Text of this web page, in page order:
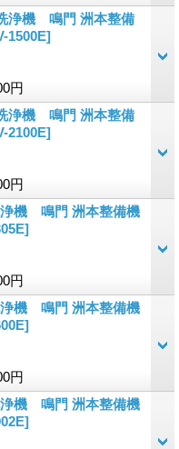
浄機 鳴門 洲本整備
1500E]
円
浄機 鳴門 洲本整備
2100E]
円
浄機 鳴門 洲本整備機
円
浄機 鳴門 洲本整備機
円
浄機 鳴門 洲本整備機